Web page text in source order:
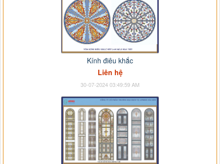
Kính điêu khắc
Liên hệ
30-07-2024 03:49:59 AM